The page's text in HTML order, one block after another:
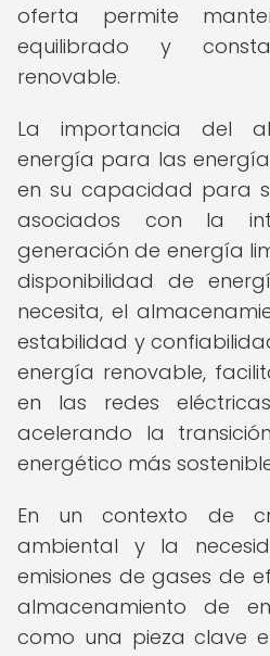
oferta permite
equilibrado y
renovable.
La importancia del
energía para las
en su capacidad para
asociados con la
generación de energía
disponibilidad de
necesita, el
estabilidad y
energía renovable,
en las redes
acelerando la
energético más
En un contexto de
ambiental y la
emisiones de gases de
almacenamiento de
como una pieza clave